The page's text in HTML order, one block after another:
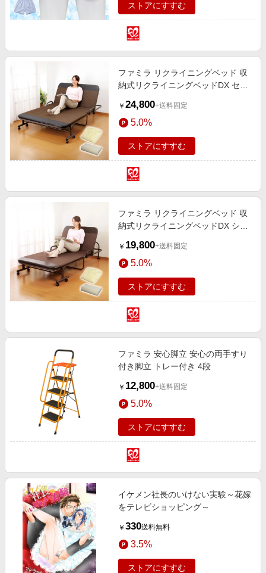
ストアにすすむ
ファミラ リクライニングベッド 収
納式リクライニングベッドDX セミ
反発まくら付き
￥ 24,800+送料固定
5.0%
ストアにすすむ
ファミラ リクライニングベッド 収
納式リクライニングベッドDX シン
発まくら付き
￥ 19,800+送料固定
5.0%
ストアにすすむ
ファミラ 安心脚立 安心の両手すり
付き脚立 トレー付き 4段
￥ 12,800+送料固定
5.0%
ストアにすすむ
イケメン社長のいけない実験～花嫁
をテレビショッピング～
￥ 330送料無料
3.5%
ストアにすすむ